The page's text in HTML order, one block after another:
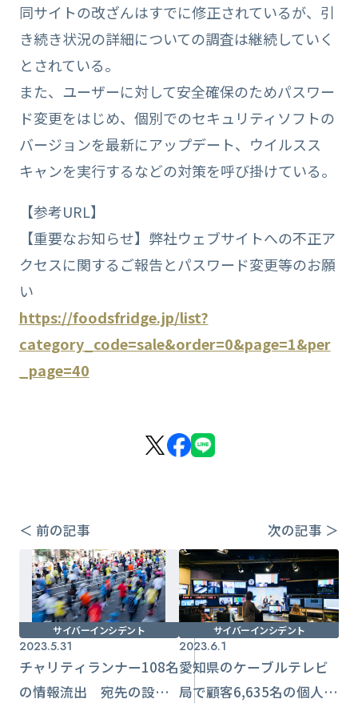
同サイトの改ざんはすでに修正されているが、引
き続き状況の詳細についての調査は継続していく
とされている。
また、ユーザーに対して安全確保のためパスワー
ド変更をはじめ、個別でのセキュリティソフトの
バージョンを最新にアップデート、ウイルスス
キャンを実行するなどの対策を呼び掛けている。
【参考URL】
【重要なお知らせ】弊社ウェブサイトへの不正ア
クセスに関するご報告とパスワード変更等のお願
い
https://foodsfridge.jp/list?
category_code=sale&order=0&page=1&per
_page=40
＜ 前の記事 次の記事 ＞
サイバーインシデント
2023.5.31
チャリティランナー108名
の情報流出 宛先の設定
サイバーインシデント
2023.6.1
愛知県のケーブルテレビ
局で顧客6,635名の個人情